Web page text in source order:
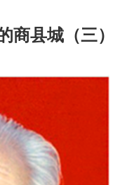
商县城（三）